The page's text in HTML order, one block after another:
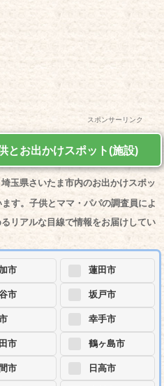
スポンサーリンク
とお出かけスポット(施設)
玉県さいたま市内のお出かけスポッ
す。子供とママ・パパの調査員によ
リアルな目線で情報をお届けしてい
市
市
市
市
蓮田市
坂戸市
幸手市
鶴ヶ島市
日高市